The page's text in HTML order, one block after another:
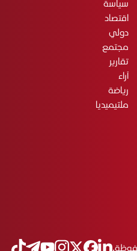
سياسة
اقتصاد
دولي
مجتمع
تقارير
آراء
رياضة
ملتيميديا